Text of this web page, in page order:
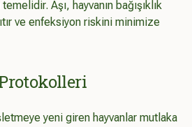
Aşı, hayvanın bağışıklık
ve enfeksiyon riskini minimize
yeni giren hayvanlar mutlaka